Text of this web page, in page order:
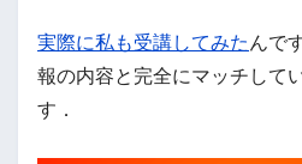
実際に私も受講してみた んで
報の内容と完全にマッチして
す．